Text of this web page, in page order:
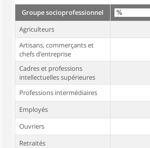
Groupe socioprofessionnel
Agriculteurs
Artisans, commerçants et
chefs d’entreprise
Cadres et professions
intellectuelles supérieures
Professions intermédiaires
Employés
Ouvriers
Retraités